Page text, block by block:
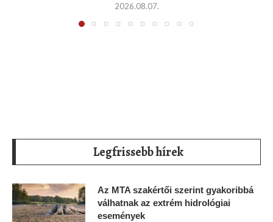
2026.08.07.
Legfrissebb hírek
Az MTA szakértői szerint gyakoribbá
válhatnak az extrém hidrológiai
események